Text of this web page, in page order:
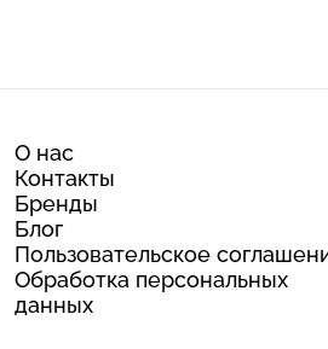
О нас
Контакты
Бренды
Блог
Пользовательское
Обработка персональных
данных